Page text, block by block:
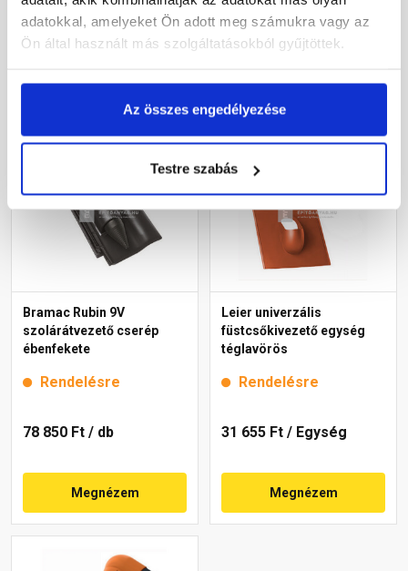
adatokkal, amelyeket Ön adott meg számukra vagy az
Ön által használt más szolgáltatásokból gyűjtöttek.
Az összes engedélyezése
Testre szabás
32 125 Ft/ Egység
Megnézem
32 125 Ft/ Egység
Megnézem
Bramac Rubin 9V
szolárátvezető cserép
ébenfekete
Rendelésre
78 850 Ft / db
Megnézem
Leier univerzális
füstcsőkivezető egység
téglavörös
Rendelésre
31 655 Ft / Egység
Megnézem